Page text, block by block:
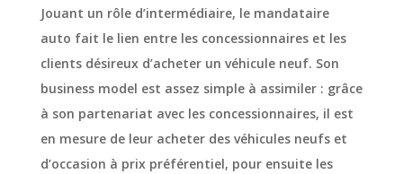
Jouant un rôle d’intermédiaire, le mandataire
auto fait le lien entre les concessionnaires et les
clients désireux d’acheter un véhicule neuf. Son
business model est assez simple à assimiler : grâce
à son partenariat avec les concessionnaires, il est
en mesure de leur acheter des véhicules neufs et
d’occasion à prix préférentiel, pour ensuite les